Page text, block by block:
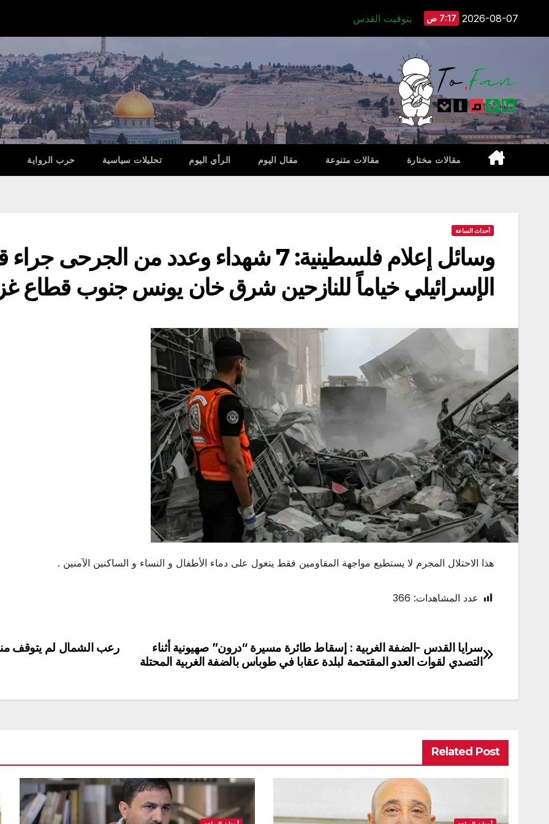
2026-08-07 7:17 ص بتوقيت القدس
مقالات مختارة مقالات متنوعة مقال اليوم الرأي اليوم تحليلات سياسية حرب الرواية
أحداث الساعة
وسائل إعلام فلسطينية: 7 شهداء وعدد من
الإسرائيلي خياماً للنازحين شرق خان يونس جنوب قطاع
هذا الاحتلال المجرم لا يستطيع مواجهة المقاومين فقط يتغول على دماء الأطفال و النساء و الساكنين الآمنين .
عدد المشاهدات: 366
تصفّح
رعب الشمال لم يتوقف
سرايا القدس -الضفة الغربية : إسقاط طائرة مسيرة “درون” صهيونية أثناء
التصدي لقوات العدو المقتحمة لبلدة عقابا في طوباس بالضفة الغربية المحتلة
Related Post